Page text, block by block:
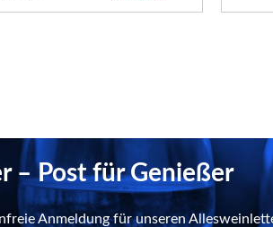
– Post für Genießer
Anmeldung für unseren